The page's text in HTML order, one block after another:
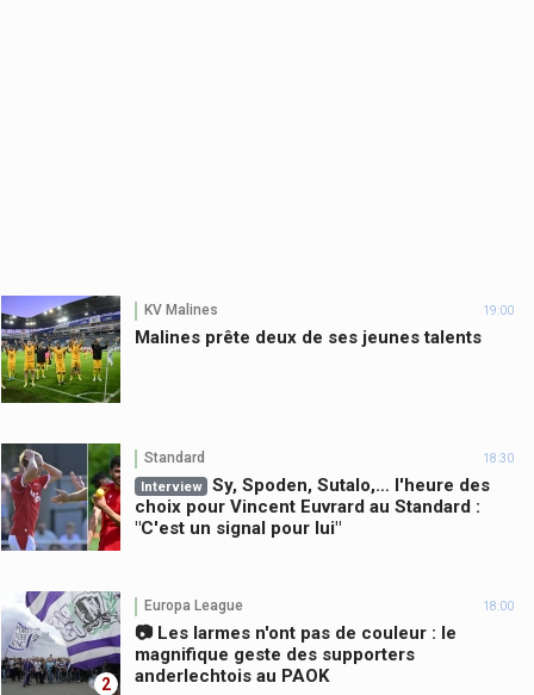
KV Malines 19:00
Malines prête deux de ses jeunes talents
Standard 18:30
Interview
Sy, Spoden, Sutalo,… l'heure des
choix pour Vincent Euvrard au Standard :
"C'est un signal pour lui"
2
Europa League 18:00
📷 Les larmes n'ont pas de couleur : le
magnifique geste des supporters
anderlechtois au PAOK